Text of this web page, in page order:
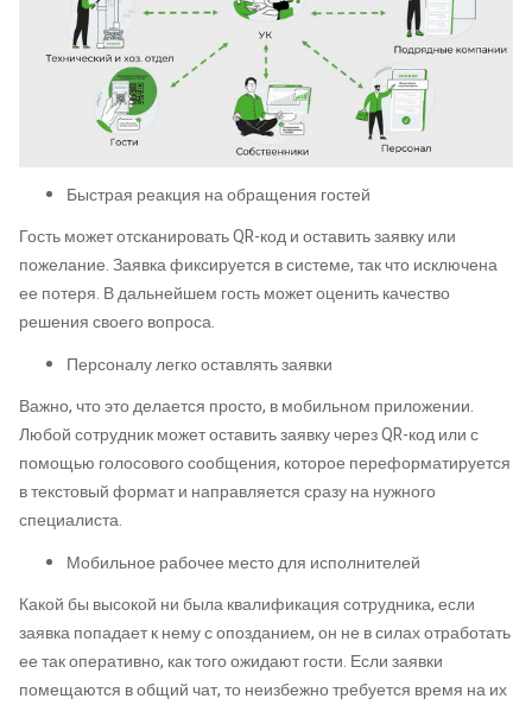
Быстрая реакция на обращения гостей
Гость может отсканировать QR-код и оставить заявку или
пожелание. Заявка фиксируется в системе, так что исключена
ее потеря. В дальнейшем гость может оценить качество
решения своего вопроса.
Персоналу легко оставлять заявки
Важно, что это делается просто, в мобильном приложении.
Любой сотрудник может оставить заявку через QR-код или с
помощью голосового сообщения, которое переформатируется
в текстовый формат и направляется сразу на нужного
специалиста.
Мобильное рабочее место для исполнителей
Какой бы высокой ни была квалификация сотрудника, если
заявка попадает к нему с опозданием, он не в силах отработать
ее так оперативно, как того ожидают гости. Если заявки
помещаются в общий чат, то неизбежно требуется время на их